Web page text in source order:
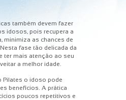
também devem fazer
idosos, pois recupera a
minimiza as chances de
fase tão delicada da
ter mais atenção ao seu
a melhor idade.
Pilates o idoso pode
benefícios. A prática
poucos repetitivos e